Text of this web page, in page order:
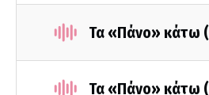
Τα «Πάνο» κάτω
Τα «Πάνο» κάτω